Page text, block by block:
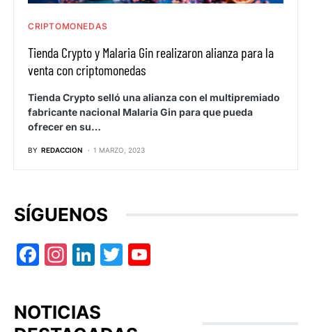
CRIPTOMONEDAS
Tienda Crypto y Malaria Gin realizaron alianza para la
venta con criptomonedas
Tienda Crypto selló una alianza con el multipremiado
fabricante nacional Malaria Gin para que pueda
ofrecer en su…
BY REDACCION 1 MARZO, 2023
SÍGUENOS
Facebook
Instagram
LinkedIn
Twitter
NOTICIAS